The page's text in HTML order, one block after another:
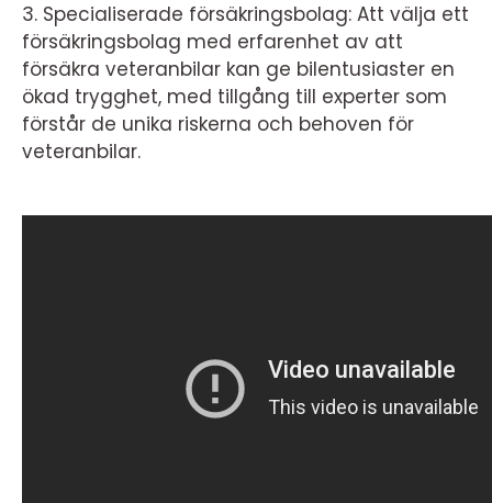
3. Specialiserade försäkringsbolag: Att välja ett
försäkringsbolag med erfarenhet av att
försäkra veteranbilar kan ge bilentusiaster en
ökad trygghet, med tillgång till experter som
förstår de unika riskerna och behoven för
veteranbilar.